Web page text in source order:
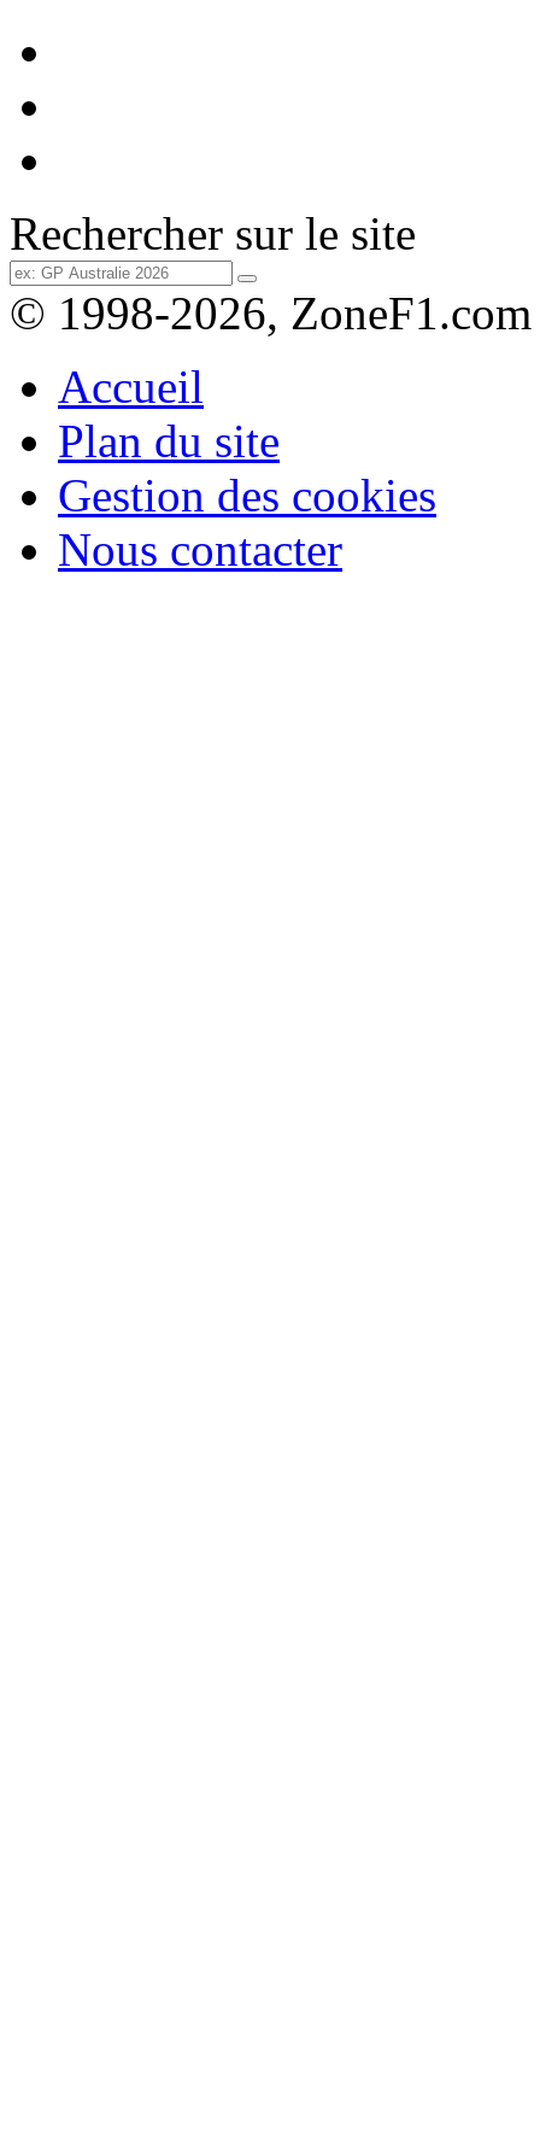
Rechercher sur le site
© 1998-2026, ZoneF1.com
Accueil
Plan du site
Gestion des cookies
Nous contacter